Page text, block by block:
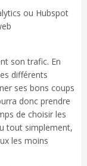
ou Hubspot
son trafic. En
différents
ses bons coups
donc prendre
de choisir les
tout simplement,
les moins